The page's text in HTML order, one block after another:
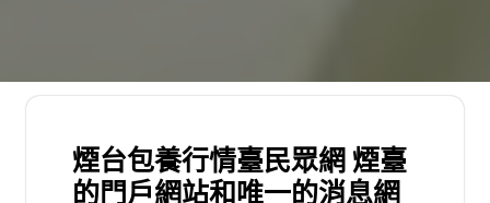
煙台包養行情臺民眾網 煙臺
的門戶網站和唯一的消息網